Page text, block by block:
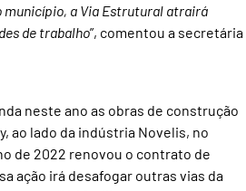
município, a Via Estrutural atrairá
de trabalho”, comentou a secretária
neste ano as obras de construção
ao lado da indústria Novelis, no
de 2022 renovou o contrato de
ação irá desafogar outras vias da